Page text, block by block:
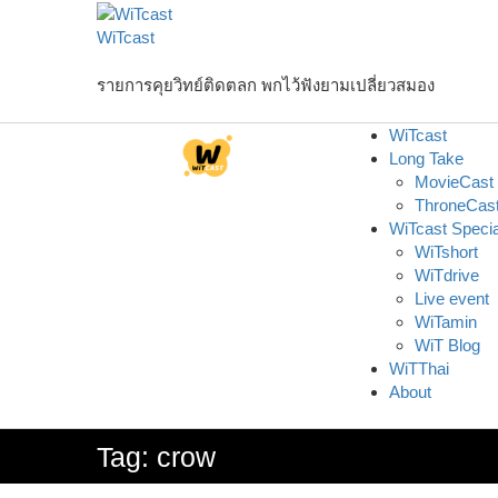
WiTcast
รายการคุยวิทย์ติดตลก พกไว้ฟังยามเปลี่ยวสมอง
WiTcast
Long Take
MovieCast
WiTcast
WiTshort
WiTdrive
Live event
WiTamin
WiT Blog
WiTThai
About
Tag: crow